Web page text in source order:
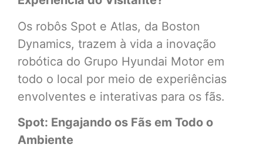
Os robôs Spot e Atlas, da Boston
Dynamics, trazem à vida a inovação
robótica do Grupo Hyundai Motor em
todo o local por meio de experiências
envolventes e interativas para os fãs.
Spot: Engajando os Fãs em Todo o
Ambiente